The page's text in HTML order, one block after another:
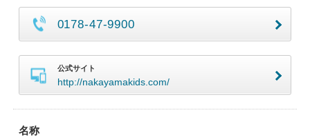
0178-47-9900
公式サイト
http://nakayamakids.com/
名称